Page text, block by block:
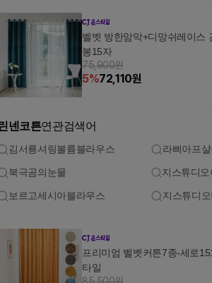
벨벳 방한암막+디망쉬레이스
봉15자
75,900원
5%72,110원
넨코튼연관검색어
김서룡셔링볼륨블라우스 라삐아프
북극곰의눈물 지스튜디
보르고세시아블라우스 지스튜디
프리미엄 벨벳커튼7종-세로
타일